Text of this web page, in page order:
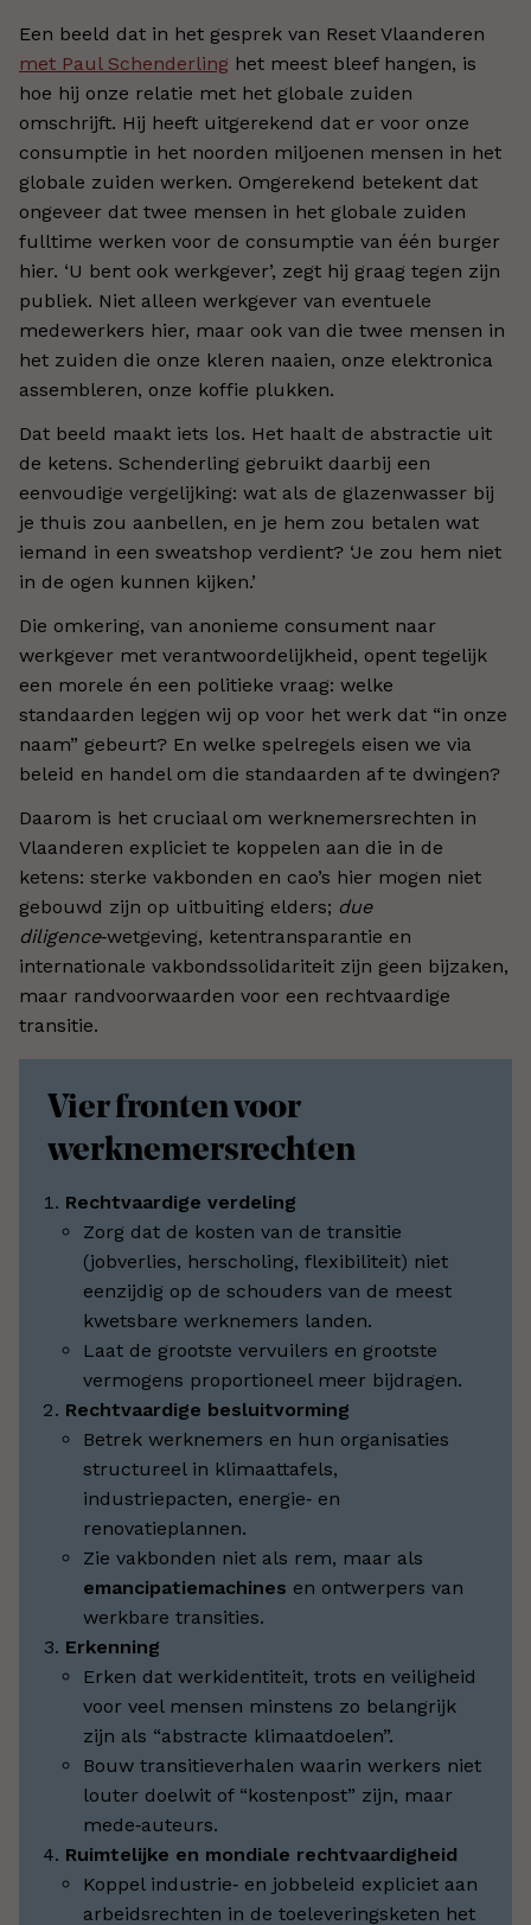
Een beeld dat in het gesprek van Reset Vlaanderen
met Paul Schenderling het meest bleef hangen, is
hoe hij onze relatie met het globale zuiden
omschrijft. Hij heeft uitgerekend dat er voor onze
consumptie in het noorden miljoenen mensen in het
globale zuiden werken. Omgerekend betekent dat
ongeveer dat twee mensen in het globale zuiden
fulltime werken voor de consumptie van één burger
hier. ‘U bent ook werkgever’, zegt hij graag tegen zijn
publiek. Niet alleen werkgever van eventuele
medewerkers hier, maar ook van die twee mensen in
het zuiden die onze kleren naaien, onze elektronica
assembleren, onze koffie plukken.
Dat beeld maakt iets los. Het haalt de abstractie uit
de ketens. Schenderling gebruikt daarbij een
eenvoudige vergelijking: wat als de glazenwasser bij
je thuis zou aanbellen, en je hem zou betalen wat
iemand in een sweatshop verdient? ‘Je zou hem niet
in de ogen kunnen kijken.’
Die omkering, van anonieme consument naar
werkgever met verantwoordelijkheid, opent tegelijk
een morele én een politieke vraag: welke
standaarden leggen wij op voor het werk dat “in onze
naam” gebeurt? En welke spelregels eisen we via
beleid en handel om die standaarden af te dwingen?
Daarom is het cruciaal om werknemersrechten in
Vlaanderen expliciet te koppelen aan die in de
ketens: sterke vakbonden en cao’s hier mogen niet
gebouwd zijn op uitbuiting elders; due
diligence‑wetgeving, ketentransparantie en
internationale vakbondssolidariteit zijn geen bijzaken,
maar randvoorwaarden voor een rechtvaardige
transitie.
Vier fronten voor
werknemersrechten
Rechtvaardige verdeling
Zorg dat de kosten van de transitie
(jobverlies, herscholing, flexibiliteit) niet
eenzijdig op de schouders van de meest
kwetsbare werknemers landen.
Laat de grootste vervuilers en grootste
vermogens proportioneel meer bijdragen.
Rechtvaardige besluitvorming
Betrek werknemers en hun organisaties
structureel in klimaattafels,
industriepacten, energie‑ en
renovatieplannen.
Zie vakbonden niet als rem, maar als
emancipatiemachines en ontwerpers van
werkbare transities.
Erkenning
Erken dat werkidentiteit, trots en veiligheid
voor veel mensen minstens zo belangrijk
zijn als “abstracte klimaatdoelen”.
Bouw transitieverhalen waarin werkers niet
louter doelwit of “kostenpost” zijn, maar
mede‑auteurs.
Ruimtelijke en mondiale rechtvaardigheid
Koppel industrie‑ en jobbeleid expliciet aan
arbeidsrechten in de toeleveringsketen het